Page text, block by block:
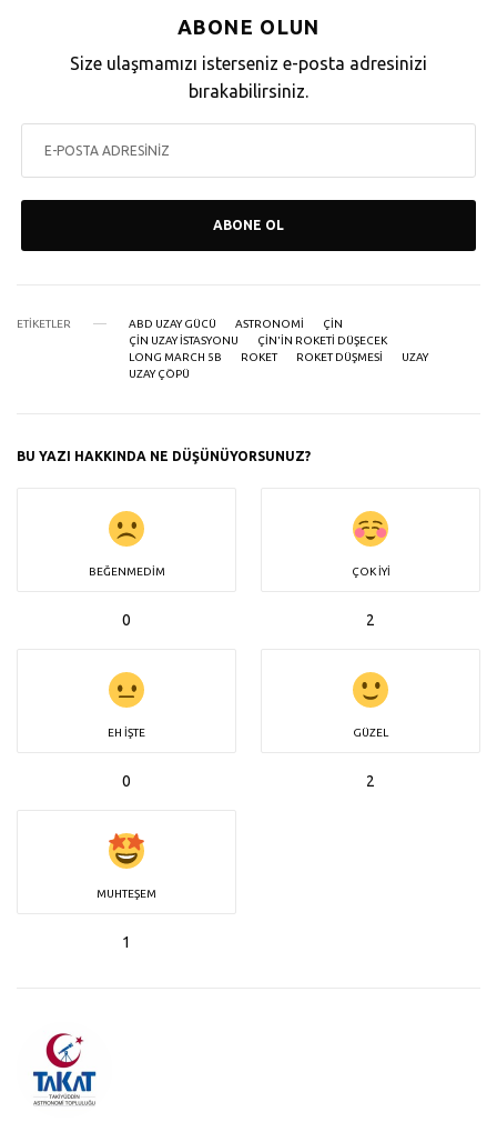
ABONE OLUN
Size ulaşmamızı isterseniz e-posta adresinizi
bırakabilirsiniz.
ABONE OL
ETIKETLER ABD UZAY GÜCÜ ASTRONOMI
ÇIN
ÇIN UZAY ISTASYONU
ÇIN'IN ROKETI DÜŞECEK
LONG MARCH 5B
ROKET ROKET DÜŞMESI
UZAY
UZAY ÇÖPÜ
BU YAZI HAKKINDA NE DÜŞÜNÜYORSUNUZ?
BEĞENMEDIM
0
ÇOK İYI
2
EH İŞTE
0
GÜZEL
2
MUHTEŞEM
1